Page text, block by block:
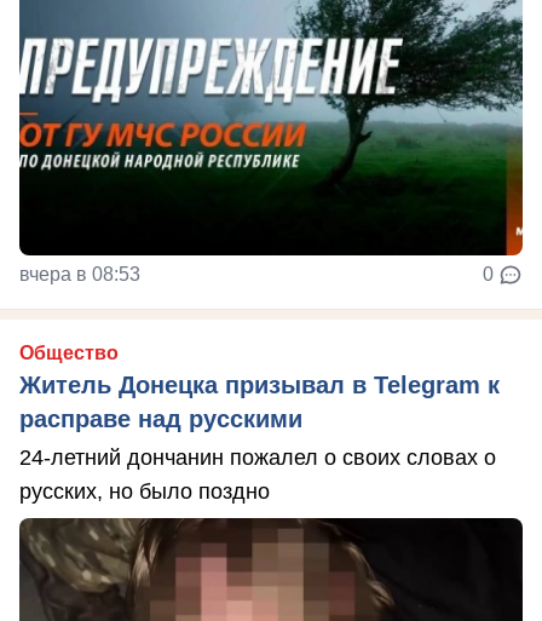
вчера в 08:53 0
Общество
Житель Донецка призывал в Telegram к
расправе над русскими
24-летний дончанин пожалел о своих словах о
русских, но было поздно